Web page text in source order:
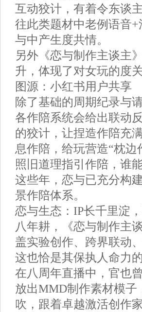
互动狡计，有着令东谈
往此类题材中老例语音
与中产生度共情。
另外《恋与制作主谈主
升，体现了对女玩的度关
图源：小红书用户共享
除了基础的周期纪录与
各作陪系统会给出联动
的狡计，让捏造作陪充
息作陪，给玩营造“枕边
照旧道理指引作陪，谁
这些年，恋与已充分构
景作陪体系。
恋与生态：IP长千里淀
八年耕，《恋与制作主
盖实验创作、跨界联动
这也恰是其保执人命力的
在八周年直播中，官也
放出MMD制作素材模
吹，跟着卓越激活创作